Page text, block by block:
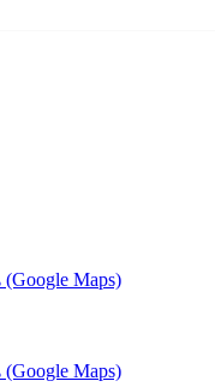
Maps)
Maps)
บริการได้เลย 12 มิ.ย.
งจอง เข้ารับ